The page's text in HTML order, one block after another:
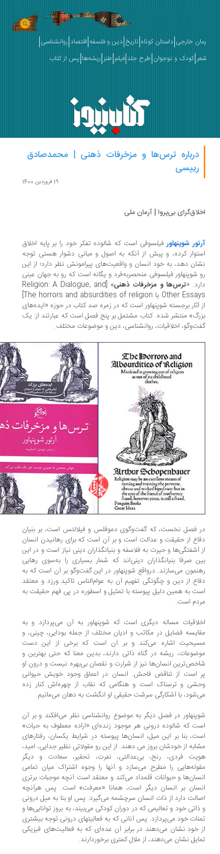
خارجی داستان کوتاه تاریخ دین و فلسفه اقتصاد روانشناسی
کودک و نوجوان طرح جلد فیلم طنز ریشه‌ها پس از کتاب
درباره ترس‌ها و مزخرفات ذهنی | محمدصادق
رییسی
بی‌پروا | آرمان ملی
شوپنهاورفیلسوفی است که شالوده تفکر خود را بر پایه اخلاق
کرده، و پیش از آنکه به اصول و مبانی دشوار هستی توجه
دهد، به خود انسان و واقعیت‌های پیرامونش نظر دارد؛ از این
شوپنهاور فیلسوفی منحصربه‌فرد و یگانه است که رو به جهان عینی
ترس‌ها و مزخرفات ذهنی
» [Religion: A Dialogue, and
Other Essays یا The horrors and absurdities of religion]
آثار برجسته شوپنهاور است که در زمره صد کتاب در حوزه «ایده‌های
منتشر شده. کتاب مشتمل بر پنج فصل است که عبارتند از: یک
اخلاقیات، روانشناسی، دین و موضوعات مختلف.
فصل نخست، که گفت‌وگوی دموفلس و فیلالتس است، بر بنیان
از حقیقت و عدالت است و بر آن است که برای رهانیدن انسان
آشفتگی‌ها و حیرت به فلاسفه و بنیانگذاران دینی نیاز است و در این
صرفا بنیانگذاران دینی‌اند که شمار بسیاری را به‌سوی رهایی
می‌سازند. درواقع شوپنهاور در این گفت‌وگو بر آن است که به
از دین و چگونگی تفهیم آن به عوام‌الناس تاکید ورزد و معتقد
به همین دلیل پیوسته با تمثیل و اسطوره در پی فهم حقیقت به
است.
مساله دیگری است که شوپنهاور به آن می‌پردازد و به
فضایل در مکاتب و ادیان مختلف از جمله بودایی، چینی، و
اشاره می‌کند و بر آن است که برخی از این دست
ریشه در گناه ذاتی دارند، بدین معنا که حتی بهترین و
انسان‌ها نیز از شرارت و نقصان بی‌بهره نیست و درون او
است از تناقض فاحش. انسان در اعماق وجود خویش حیوانی
و ترسناک است و هنگامی که نقاب از چهره‌اش کنار زده
با آشکارگی سرشت حقیقی او انگشت به دهان می‌مانیم.
در فصل دیگر به موضوع روانشناسی نظر می‌افکند و بر آن
که شالوده درونی هر موجود زنده‌ای «اراده معطوف به حیات»
بنا بر این میل، انسان‌ها پیوسته در شرایط یکسان، رفتارهای
از خودشان بروز می دهند. از این رو مقولاتی نظیر جدایی، امید،
فردی، رنج، بی‌عدالتی، نفرت، تحقیر، سعادت و دیگر
را مطرح می‌سازد و آنها را وجوه اشتراک میان تمامی
و حیوانات قلمداد می‌کند و معتقد است آنچه موجبات برتری
بر انسان دیگر است، همانا «معرفت» است. پس هرآنچه
دارد از ذات انسان سرچشمه می‌گیرد. پس او بنا به میل درونی
خود و تعالیمی که در دوران کودکی می‌بیند، به بروز توانایی‌ها و
خود می‌پردازد. پس آنانی که به فعالیتهای درونی توجه بیشتری
خود نشان می‌دهند در برابر آن عده‌ای که به فعالیت‌های فیزیکی
نشان می‌دهند، از ملال کمتری برخوردارند.